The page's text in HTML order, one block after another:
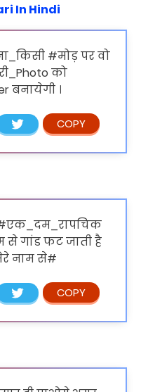
In Hindi
‪#मोड़ पर वो
को
बनायेगी ।
से गांड फट जाती है
नाम से#